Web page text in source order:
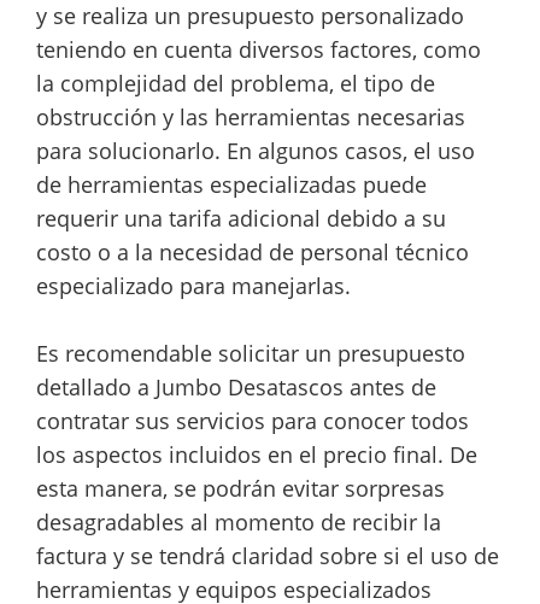
y se realiza un presupuesto personalizado
teniendo en cuenta diversos factores, como
la complejidad del problema, el tipo de
obstrucción y las herramientas necesarias
para solucionarlo. En algunos casos, el uso
de herramientas especializadas puede
requerir una tarifa adicional debido a su
costo o a la necesidad de personal técnico
especializado para manejarlas.
Es recomendable solicitar un presupuesto
detallado a Jumbo Desatascos antes de
contratar sus servicios para conocer todos
los aspectos incluidos en el precio final. De
esta manera, se podrán evitar sorpresas
desagradables al momento de recibir la
factura y se tendrá claridad sobre si el uso de
herramientas y equipos especializados